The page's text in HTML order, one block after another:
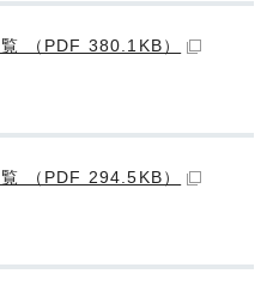
（PDF 380.1KB）
（PDF 294.5KB）